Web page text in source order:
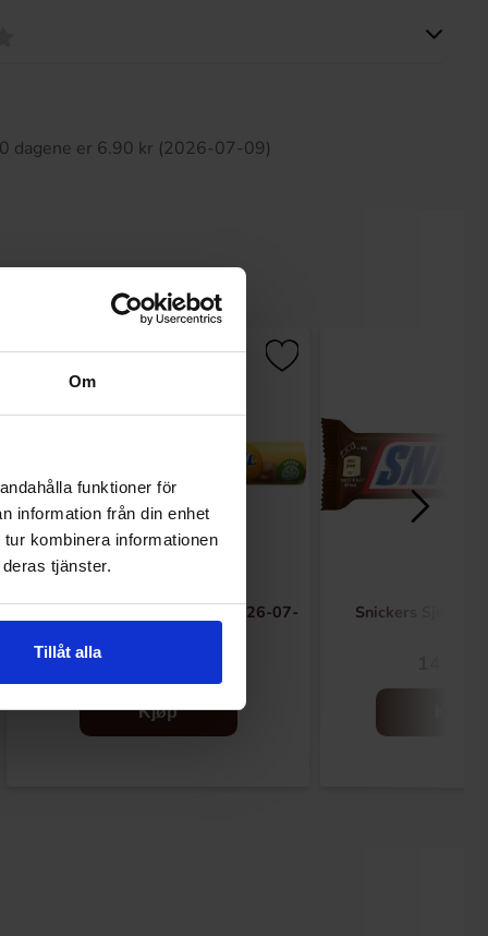
Om
funktioner för
information från din enhet
kombinera informationen
tjänster.
Tillåt alla
dagene er 6.90 kr (2026-07-09)
-43%
Marabou Rulle Smil 78g(BF:2026-07-
39.91 kr
Kjøp
Snickers